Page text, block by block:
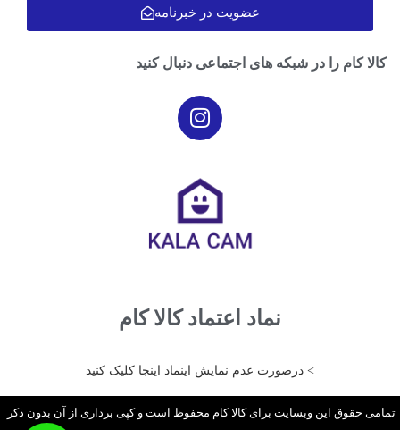
عضویت در خبرنامه
کالا کام را در شبکه های اجتماعی دنبال کنید
نماد اعتماد کالا کام
> درصورت عدم نمایش اینماد اینجا کلیک کنید
تمامی حقوق این وبسایت برای کالا کام محفوظ است و کپی برداری از آن بدون ذکر